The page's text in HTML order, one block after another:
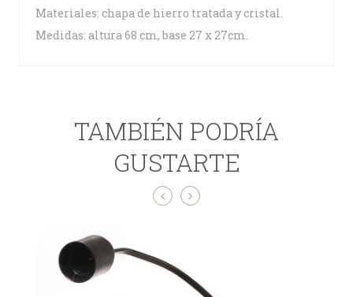
Materiales: chapa de hierro tratada y cristal.
Medidas: altura 68 cm, base 27 x 27cm.
TAMBIÉN PODRÍA
GUSTARTE